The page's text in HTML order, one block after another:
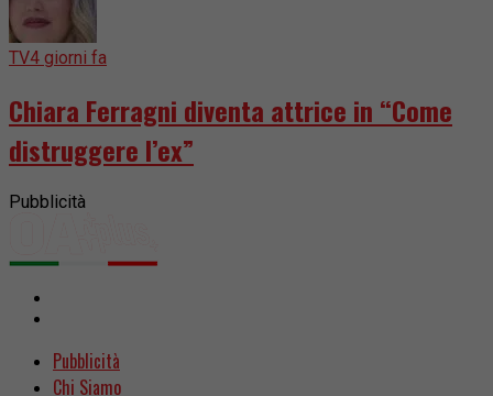
TV4 giorni fa
Chiara Ferragni diventa attrice in “Come
distruggere l’ex”
Pubblicità
Pubblicità
Chi Siamo